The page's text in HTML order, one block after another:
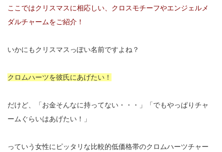
テムが多いのでチャームオススメです！クリスマスプレゼントを彼氏にあげたい時のクロムハー
ここではクリスマスに相応しい、クロスモチーフやエンジェルメ
ダルチャームをご紹介！
いかにもクリスマスっぽい名前ですよね？
クロムハーツを彼氏にあげたい！
だけど、「お金そんなに持ってない・・・」「でもやっぱりチャ
ームぐらいはあげたい！」
っていう女性にピッタリな比較的低価格帯のクロムハーツチャー